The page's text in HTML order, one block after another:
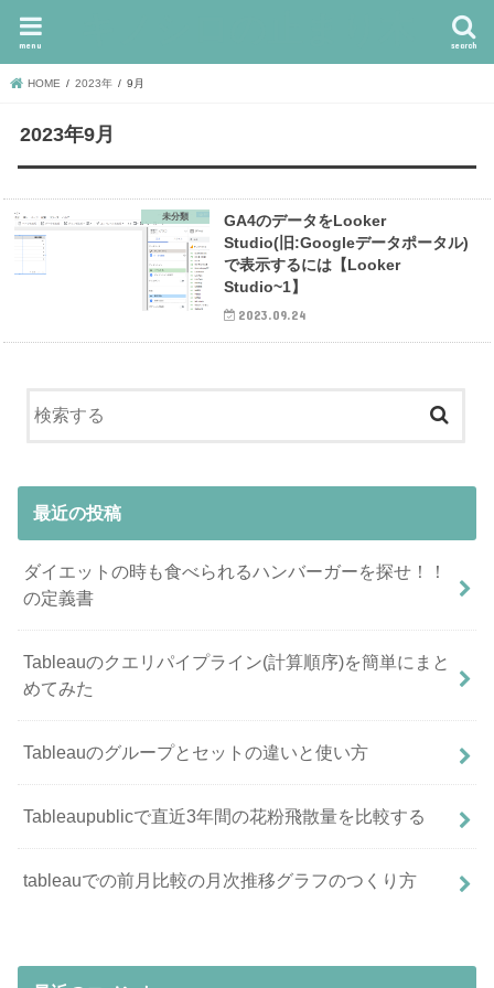
search
menu
HOME 2023年 9月
2023年9月
未分類
GA4のデータをLooker
Studio(旧:Googleデータポータル)
で表示するには【Looker
Studio~1】
2023.09.24
最近の投稿
ダイエットの時も食べられるハンバーガーを探せ！！
の定義書
Tableauのクエリパイプライン(計算順序)を簡単にまと
めてみた
Tableauのグループとセットの違いと使い方
Tableaupublicで直近3年間の花粉飛散量を比較する
tableauでの前月比較の月次推移グラフのつくり方